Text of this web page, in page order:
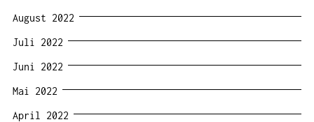
August 2022
Juli 2022
Juni 2022
Mai 2022
April 2022